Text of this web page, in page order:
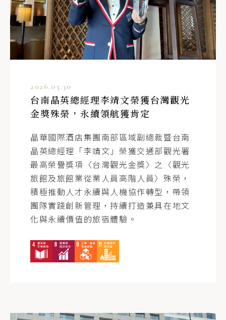
2026.03.30
台南晶英總經理李靖文榮獲台灣觀光
金獎殊榮，永續領航獲肯定
晶華國際酒店集團南部區域副總裁暨台南
晶英總經理「李靖文」榮獲交通部觀光署
最高榮譽獎項〈台灣觀光金獎〉之〈觀光
旅館及旅館業從業人員高階人員〉殊榮，
積極推動人才永續與人機協作轉型，帶領
團隊實踐創新管理，持續打造兼具在地文
化與永續價值的旅宿體驗。